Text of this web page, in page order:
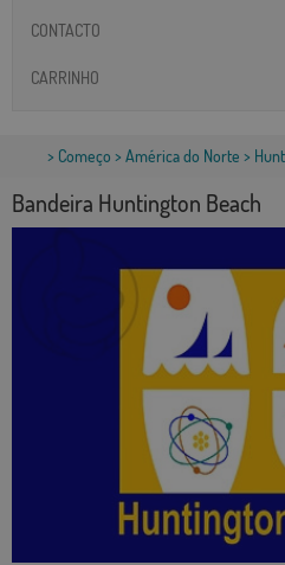
CONTACTO
CARRINHO
> Começo > América do Norte >
Bandeira Huntington Beach